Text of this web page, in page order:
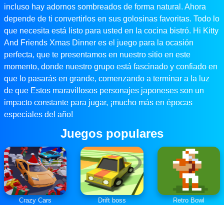
incluso hay adornos sombreados de forma natural. Ahora
depende de ti convertirlos en sus golosinas favoritas. Todo lo
que necesita está listo para usted en la cocina bistró. Hi Kitty
And Friends Xmas Dinner es el juego para la ocasión
perfecta, que te presentamos en nuestro sitio en este
momento, donde nuestro grupo está fascinado y confiado en
que lo pasarás en grande, comenzando a terminar a la luz
de que Estos maravillosos personajes japoneses son un
impacto constante para jugar, ¡mucho más en épocas
especiales del año!
Juegos populares
Crazy Cars Drift boss Retro Bowl